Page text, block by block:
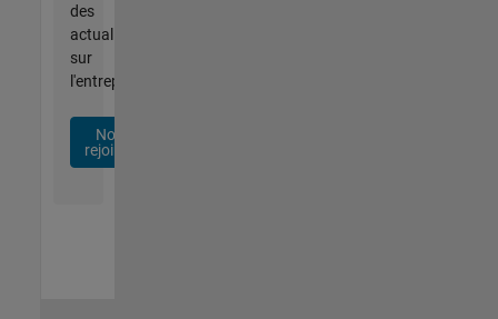
des
actualités
sur
l'entreprise.
Nous
rejoindre